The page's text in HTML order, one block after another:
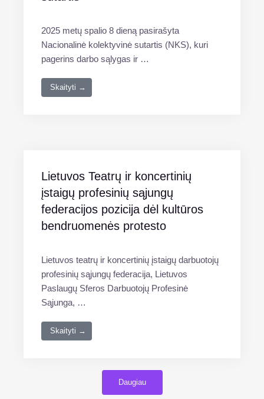
2025 metų spalio 8 dieną pasirašyta
Nacionalinė kolektyvinė sutartis (NKS), kuri
pagerins darbo sąlygas ir …
Skaityti →
Lietuvos Teatrų ir koncertinių
įstaigų profesinių sąjungų
federacijos pozicija dėl kultūros
bendruomenės protesto
Lietuvos teatrų ir koncertinių įstaigų darbuotojų
profesinių sąjungų federacija, Lietuvos
Paslaugų Sferos Darbuotojų Profesinė
Sąjunga, …
Skaityti →
Daugiau